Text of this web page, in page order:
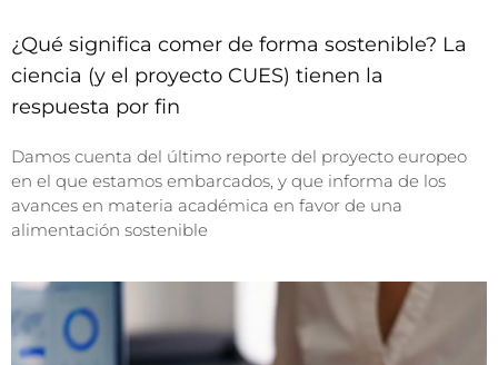
¿Qué significa comer de forma sostenible? La
ciencia (y el proyecto CUES) tienen la
respuesta por fin
Damos cuenta del último reporte del proyecto europeo
en el que estamos embarcados, y que informa de los
avances en materia académica en favor de una
alimentación sostenible